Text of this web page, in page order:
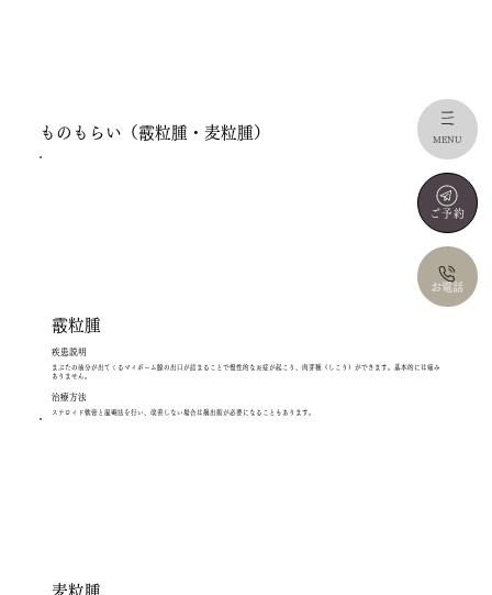
MENU
ご予約
お電話
霰粒腫
疾患説明
まぶたの油分が出てくるマイボーム腺の出口が詰まることで慢性的な炎症が起こり、肉芽種（しこり）ができます。基本的には痛み
ありません。
​治療方法
ステロイド軟膏と温罨法を行い、改善しない場合は摘出術が必要になることもあります。
麦粒腫
ものもらい（霰粒腫・麦粒腫）